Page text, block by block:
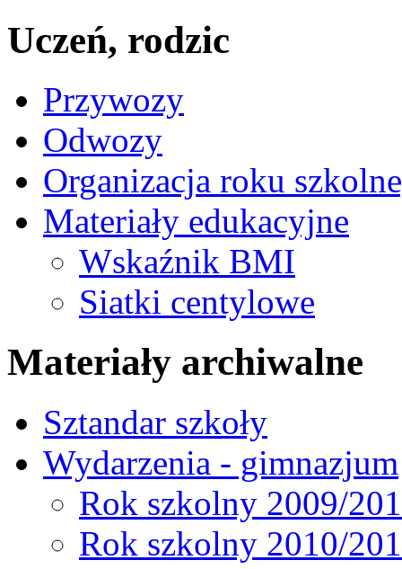
Uczeń, rodzic
Przywozy
Odwozy
Organizacja roku
Materiały edukacyjne
Wskaźnik BMI
Siatki centylowe
Materiały archiwalne
Sztandar szkoły
Wydarzenia - gimnazjum
Rok szkolny 2009/
Rok szkolny 2010/